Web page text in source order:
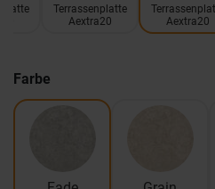
Terrassenplatte
Aextra20
Aextra20
Farbe